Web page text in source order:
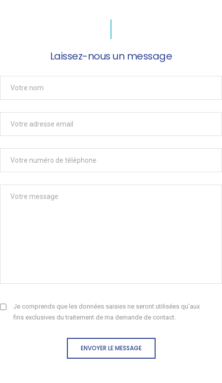
Laissez-nous un message
Je comprends que les données saisies ne seront utilisées qu'aux
fins exclusives du traitement de ma demande de contact.
ENVOYER LE MESSAGE